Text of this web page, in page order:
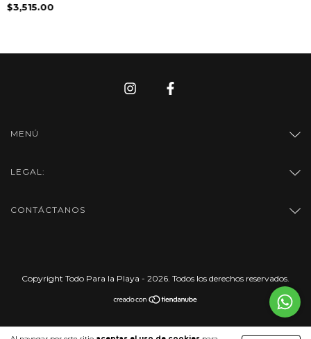
$3,515.00
MENÚ
LEGAL:
CONTÁCTANOS
Copyright Todo Para la Playa - 2026. Todos los derechos reservados.